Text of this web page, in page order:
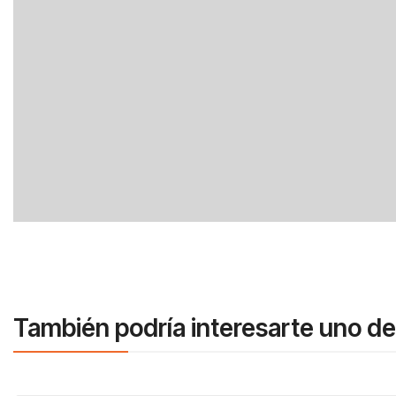
También podría interesarte uno